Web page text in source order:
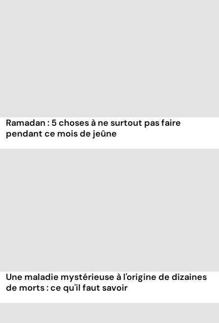
Ramadan : 5 choses à ne surtout pas faire
pendant ce mois de jeûne
Une maladie mystérieuse à l'origine de dizaines
de morts : ce qu'il faut savoir